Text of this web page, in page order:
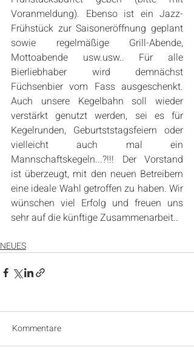
Voranmeldung). Ebenso ist ein Jazz-
Frühstück zur Saisoneröffnung geplant
sowie regelmäßige Grill-Abende,
Mottoabende usw.usw.. Für alle
Bierliebhaber wird demnächst
Füchsenbier vom Fass ausgeschenkt.
Auch unsere Kegelbahn soll wieder
verstärkt genutzt werden, sei es für
Kegelrunden, Geburtststagsfeiern oder
vielleicht auch mal ein
Mannschaftskegeln...?!!! Der Vorstand
ist überzeugt, mit den neuen Betreibern
eine ideale Wahl getroffen zu haben. Wir
wünschen viel Erfolg und freuen uns
sehr auf die künftige Zusammenarbeit..
NEUES
Kommentare